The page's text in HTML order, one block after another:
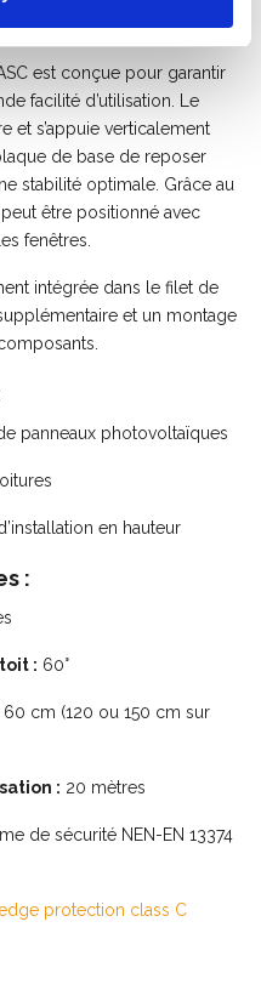
est conçue pour garantir
facilité d’utilisation. Le
et s’appuie verticalement
de base de reposer
stabilité optimale. Grâce au
être positionné avec
fenêtres.
intégrée dans le filet de
et un montage
panneaux photovoltaïques
en hauteur
:
: 60°
60 cm (120 ou 150 cm sur
: 20 mètres
de sécurité NEN-EN 13374
protection class C